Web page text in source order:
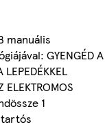
manuális
GYENGÉD A
LEPEDÉKKEL
ELEKTROMOS
1